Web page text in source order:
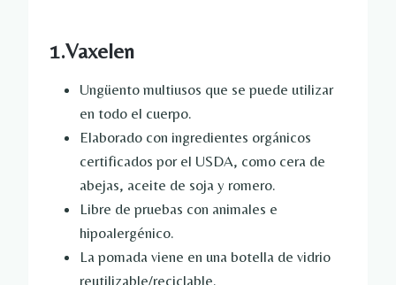
1.Vaxelen
Ungüento multiusos que se puede utilizar
en todo el cuerpo.
Elaborado con ingredientes orgánicos
certificados por el USDA, como cera de
abejas, aceite de soja y romero.
Libre de pruebas con animales e
hipoalergénico.
La pomada viene en una botella de vidrio
reutilizable/reciclable.